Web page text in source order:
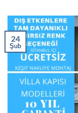
24
Şub